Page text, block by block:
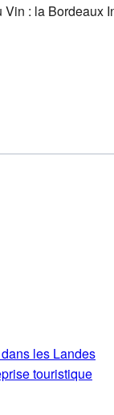
: la Bordeaux
les Landes
touristique